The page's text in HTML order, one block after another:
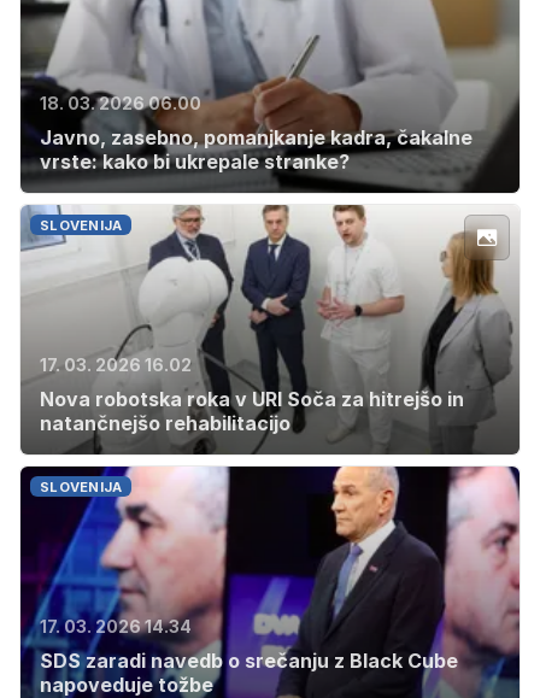
18. 03. 2026 06.00
Javno, zasebno, pomanjkanje kadra, čakalne
vrste: kako bi ukrepale stranke?
SLOVENIJA
17. 03. 2026 16.02
Nova robotska roka v URI Soča za hitrejšo in
natančnejšo rehabilitacijo
SLOVENIJA
17. 03. 2026 14.34
SDS zaradi navedb o srečanju z Black Cube
napoveduje tožbe